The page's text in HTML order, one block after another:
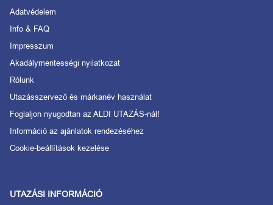
Adatvédelem
Info & FAQ
Impresszum
Akadálymentességi nyilatkozat
Rólunk
Utazásszervező és márkanév használat
Foglaljon nyugodtan az ALDI UTAZÁS-nál!
Információ az ajánlatok rendezéséhez
Cookie-beállítások kezelése
UTAZÁSI INFORMÁCIÓ